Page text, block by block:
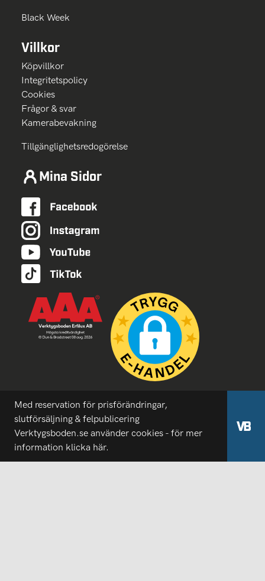
Black Week
Villkor
Köpvillkor
Integritetspolicy
Cookies
Frågor & svar
Kamerabevakning
Tillgänglighetsredogörelse
Mina Sidor
Med reservation för prisförändringar,
slutförsäljning & felpublicering
Verktygsboden.se använder cookies - för mer
information klicka här.